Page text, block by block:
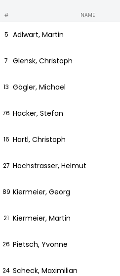
# NAME
5 Adlwart, Martin
7 Glensk, Christoph
13 Gögler, Michael
76 Hacker, Stefan
16 Hartl, Christoph
27 Hochstrasser, Helmut
89 Kiermeier, Georg
21 Kiermeier, Martin
26 Pietsch, Yvonne
24 Scheck, Maximilian